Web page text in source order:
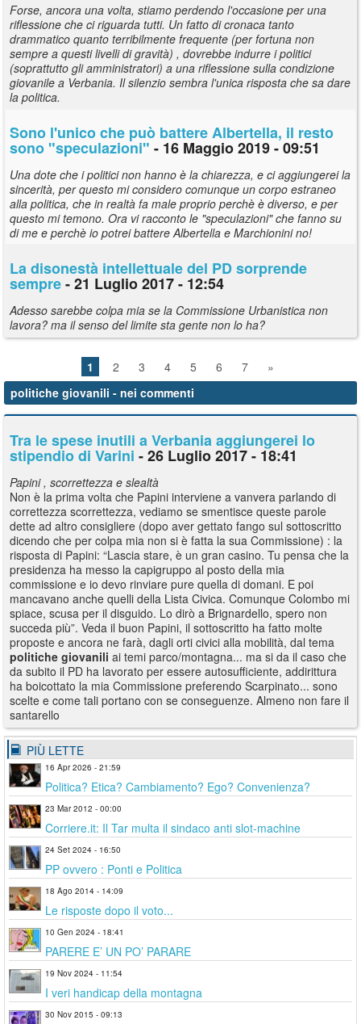
Forse, ancora una volta, stiamo perdendo l'occasione per una
riflessione che ci riguarda tutti. Un fatto di cronaca tanto
drammatico quanto terribilmente frequente (per fortuna non
sempre a questi livelli di gravità) , dovrebbe indurre i politici
(soprattutto gli amministratori) a una riflessione sulla condizione
giovanile a Verbania. Il silenzio sembra l'unica risposta che sa dare
la politica.
Sono l'unico che può battere Albertella, il resto
sono "speculazioni" - 16 Maggio 2019 - 09:51
Una dote che i politici non hanno è la chiarezza, e ci aggiungerei la
sincerità, per questo mi considero comunque un corpo estraneo
alla politica, che in realtà fa male proprio perchè è diverso, e per
questo mi temono. Ora vi racconto le "speculazioni" che fanno su
di me e perchè io potrei battere Albertella e Marchionini no!
La disonestà intellettuale del PD sorprende
sempre- 21 Luglio 2017 - 12:54
Adesso sarebbe colpa mia se la Commissione Urbanistica non
lavora? ma il senso del limite sta gente non lo ha?
1 2 3 4 5 6 7
»
politiche giovanili - nei commenti
Tra le spese inutili a Verbania aggiungerei lo
stipendio di Varini - 26 Luglio 2017 - 18:41
Papini , scorrettezza e slealtà
Non è la prima volta che Papini interviene a vanvera parlando di
correttezza scorrettezza, vediamo se smentisce queste parole
dette ad altro consigliere (dopo aver gettato fango sul sottoscritto
dicendo che per colpa mia non si è fatta la sua Commissione) : la
risposta di Papini: “Lascia stare, è un gran casino. Tu pensa che la
presidenza ha messo la capigruppo al posto della mia
commissione e io devo rinviare pure quella di domani. E poi
mancavano anche quelli della Lista Civica. Comunque Colombo mi
spiace, scusa per il disguido. Lo dirò a Brignardello, spero non
succeda più”. Veda il buon Papini, il sottoscritto ha fatto molte
proposte e ancora ne farà, dagli orti civici alla mobilità, dal tema
politiche giovanili ai temi parco/montagna... ma si da il caso che
da subito il PD ha lavorato per essere autosufficiente, addirittura
ha boicottato la mia Commissione preferendo Scarpinato... sono
scelte e come tali portano con se conseguenze. Almeno non fare il
santarello
PIÙ LETTE
16 Apr 2026 - 21:59
Politica? Etica? Cambiamento? Ego? Convenienza?
23 Mar 2012 - 00:00
Corriere.it: Il Tar multa il sindaco anti slot-machine
24 Set 2024 - 16:50
PP ovvero : Ponti e Politica
18 Ago 2014 - 14:09
Le risposte dopo il voto...
10 Gen 2024 - 18:41
PARERE E’ UN PO’ PARARE
19 Nov 2024 - 11:54
I veri handicap della montagna
30 Nov 2015 - 09:13